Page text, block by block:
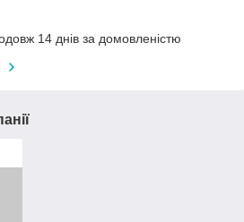
14 днів за домовленістю